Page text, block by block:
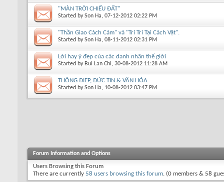
"MÀN TRỜI CHIẾU ĐẤT"
Started bySon Ha, 07-12-2012 02:22 PM
"Thần Giao Cách Cảm" và "Trí Tri Tại Cách Vật".
Started bySon Ha, 08-11-2012 02:31 PM
Lời hay ý đẹp của các danh nhân thế giới
Started by Bui Lan Chi, 30-08-2012 11:28 AM
THÔNG ĐIỆP, ĐỨC TIN & VĂN HÓA
Started bySon Ha, 10-08-2012 03:47 PM
Forum Information and Options
Users Browsing this Forum
There are currently 58 users browsing this forum. (0 members & 58